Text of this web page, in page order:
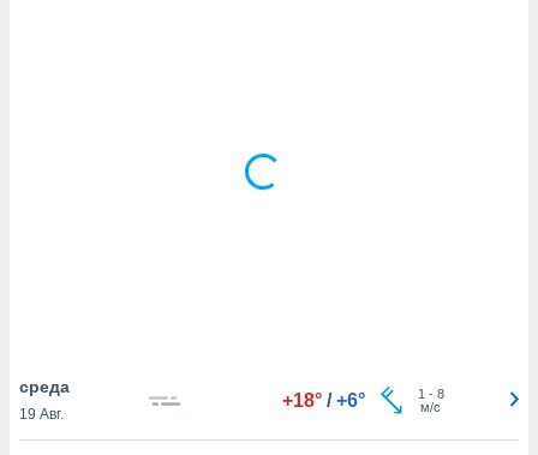
среда
19 Авг.
+18° / +6° 1 - 8
м/с